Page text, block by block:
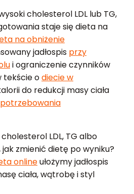
cholesterol LDL lub TG,
staje się dieta na
na obniżenie
jadłospis przy
i ograniczenie czynników
tekście odiecie w
do redukcji masy ciała
LDL, TG albo
jak zmienić dietę po wyniku?
onlineułożymy jadłospis
ciała, wątrobę i styl